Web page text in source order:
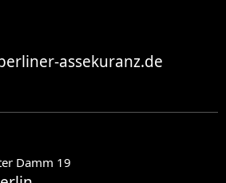
assekuranz.de
Damm 19